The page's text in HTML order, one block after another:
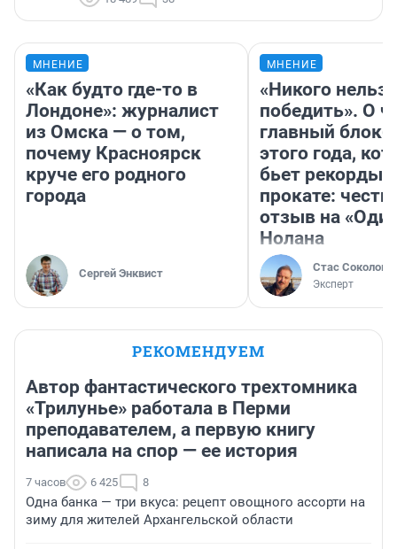
МНЕНИЕ
«Как будто где-то в
Лондоне»: журналист
из Омска — о том,
почему Красноярск
круче его родного
города
Сергей Энквист
МНЕНИЕ
«Никого нельзя
победить». О
главный
этого года,
бьет рекорды в
прокате:
отзыв на
Нолана
Стас Соколов
Эксперт
РЕКОМЕНДУЕМ
Автор фантастического трехтомника
«Трилунье» работала в Перми
преподавателем, а первую книгу
написала на спор — ее история
7 часов 6 425 8
Одна банка — три вкуса: рецепт овощного ассорти на
зиму для жителей Архангельской области